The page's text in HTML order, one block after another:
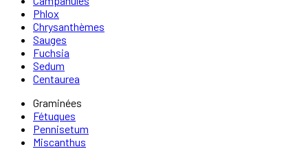
Phlox
Chrysanthèmes
Sauges
Fuchsia
Sedum
Centaurea
Graminées
Fétuques
Pennisetum
Miscanthus